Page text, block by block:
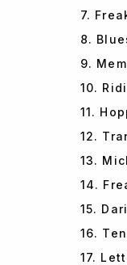
7.
8.
9.
10.
11.
12.
13.
14.
15.
16.
17.